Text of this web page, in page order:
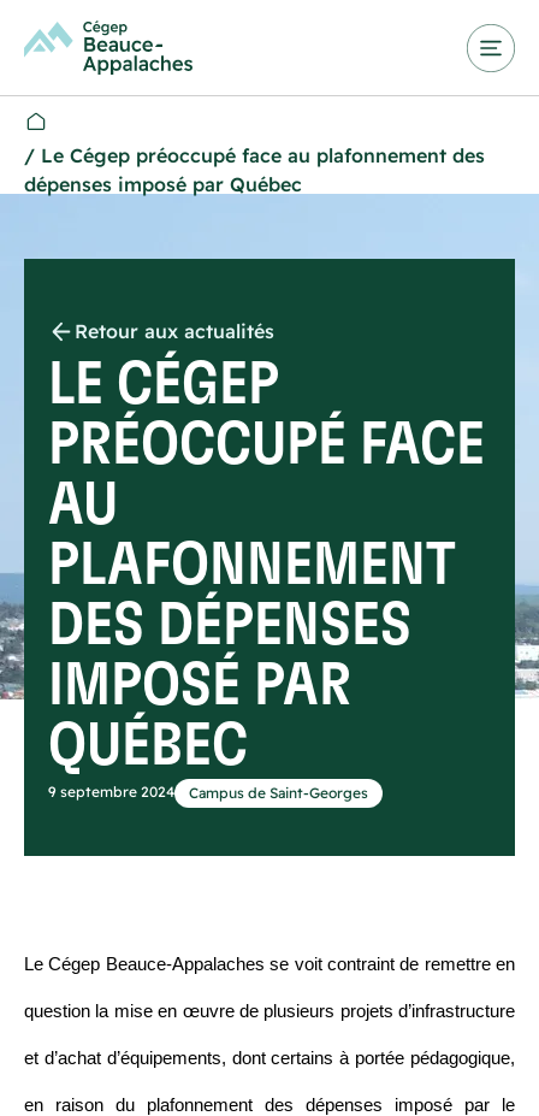
/ Le Cégep préoccupé face au plafonnement des
dépenses imposé par Québec
Retour aux actualités
LE CÉGEP
PRÉOCCUPÉ FACE
AU
PLAFONNEMENT
DES DÉPENSES
IMPOSÉ PAR
QUÉBEC
9 septembre 2024 Campus de Saint-Georges
Le Cégep Beauce-Appalaches se voit contraint de remettre en
question la mise en œuvre de plusieurs projets d’infrastructure
et d’achat d’équipements, dont certains à portée pédagogique,
en raison du plafonnement des dépenses imposé par le